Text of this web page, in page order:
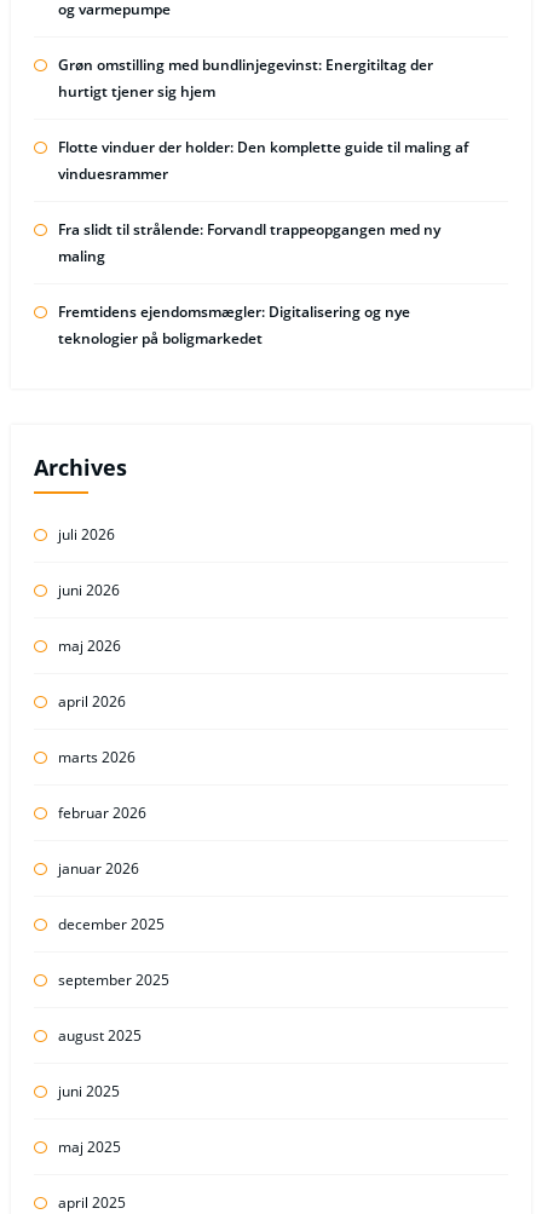
og varmepumpe
Grøn omstilling med bundlinjegevinst: Energitiltag der
hurtigt tjener sig hjem
Flotte vinduer der holder: Den komplette guide til maling af
vinduesrammer
Fra slidt til strålende: Forvandl trappeopgangen med ny
maling
Fremtidens ejendomsmægler: Digitalisering og nye
teknologier på boligmarkedet
Archives
juli 2026
juni 2026
maj 2026
april 2026
marts 2026
februar 2026
januar 2026
december 2025
september 2025
august 2025
juni 2025
maj 2025
april 2025